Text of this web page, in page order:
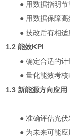
● 用数据指明节
● 用数据保障高
● 技改后有相适
1.2 能效KPI
● 确定合适的计
● 量化能效考核
1.3 新能源方向应用
● 准确评估光
● 为未来可能应